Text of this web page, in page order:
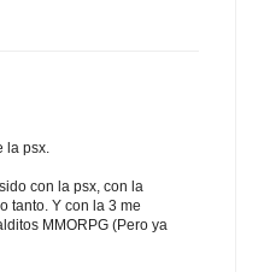
la psx.
con la psx, con la
tanto. Y con la 3 me
MMORPG (Pero ya